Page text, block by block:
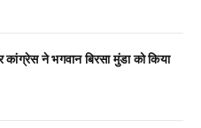
कांग्रेस ने भगवान बिरसा मुंडा को किया